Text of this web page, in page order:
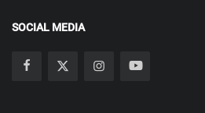
SOCIAL MEDIA